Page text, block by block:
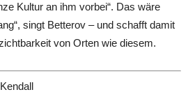
Kultur an ihm vorbei“. Das wäre
singt Betterov – und schafft damit
von Orten wie diesem.